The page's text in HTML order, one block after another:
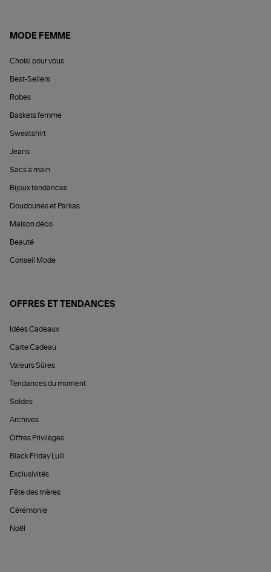
MODE FEMME
Choisi pour vous
Best-Sellers
Robes
Baskets femme
Sweatshirt
Jeans
Sacs à main
Bijoux tendances
Doudounes et Parkas
Maison déco
Beauté
Conseil Mode
OFFRES ET TENDANCES
Idées Cadeaux
Carte Cadeau
Valeurs Sûres
Tendances du moment
Soldes
Archives
Offres Privilèges
Black Friday Lulli
Exclusivités
Fête des mères
Cérémonie
Noël